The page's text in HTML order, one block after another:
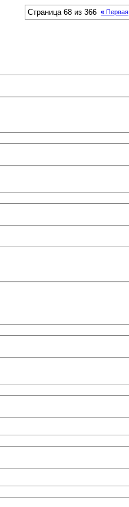
Страница 68 из 366 « Первая